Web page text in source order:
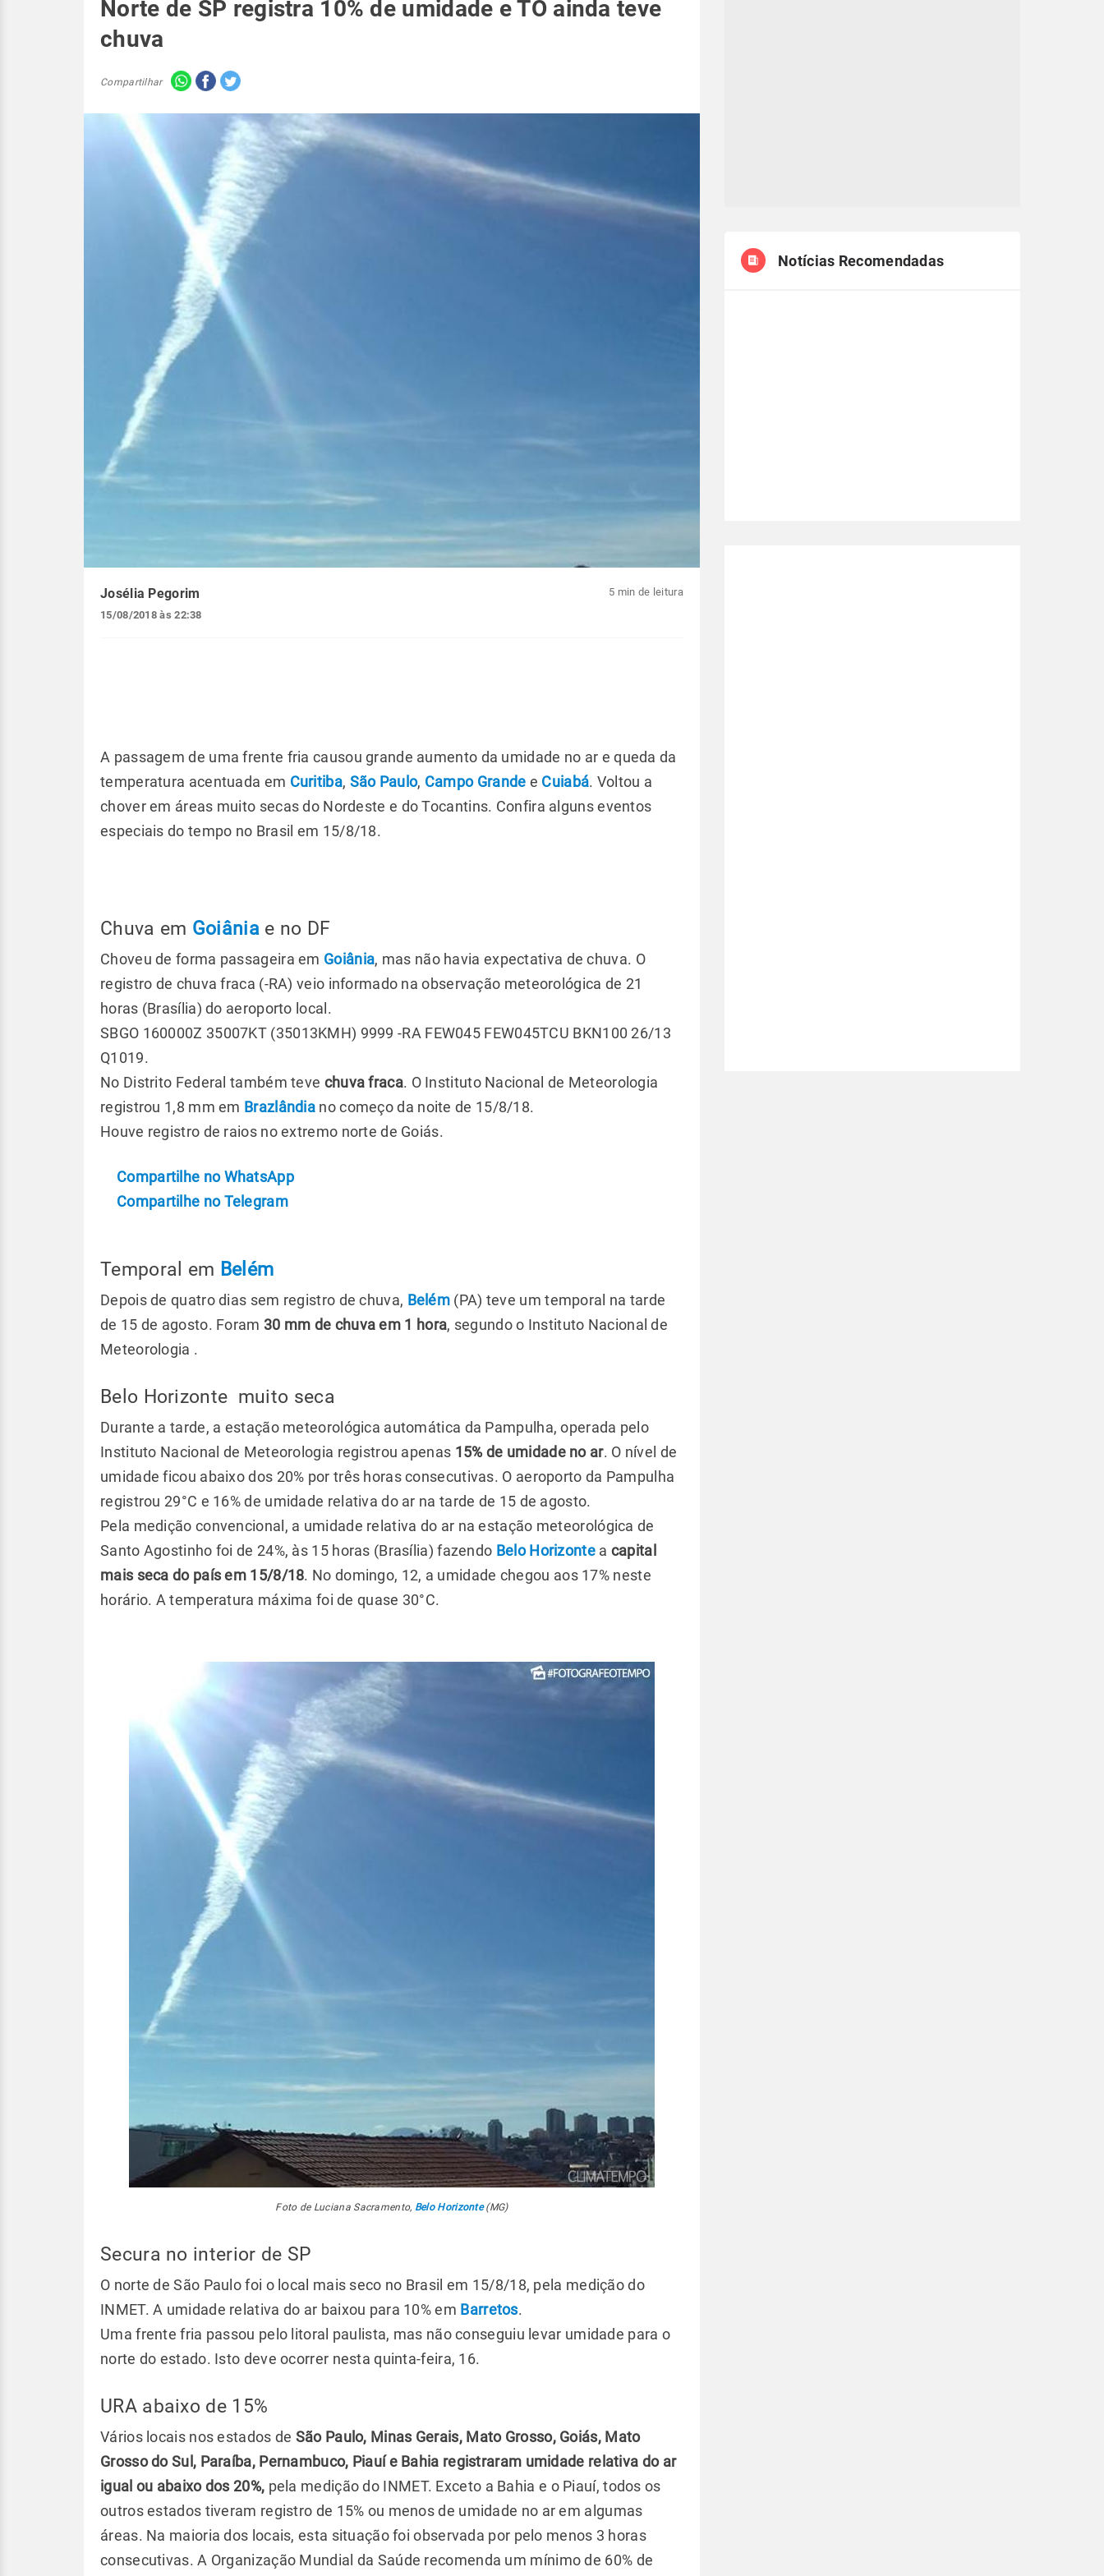
Norte de SP registra 10% de umidade e TO ainda teve
chuva
Compartilhar
Josélia Pegorim
15/08/2018 às 22:38
5 min de leitura
A passagem de uma frente fria causou grande aumento da umidade no ar e queda da
temperatura acentuada em Curitiba, São Paulo, Campo Grande e Cuiabá. Voltou a
chover em áreas muito secas do Nordeste e do Tocantins. Confira alguns eventos
especiais do tempo no Brasil em 15/8/18.
Chuva em Goiânia e no DF
Choveu de forma passageira em Goiânia, mas não havia expectativa de chuva. O
registro de chuva fraca (-RA) veio informado na observação meteorológica de 21
horas (Brasília) do aeroporto local.
SBGO 160000Z 35007KT (35013KMH) 9999 -RA FEW045 FEW045TCU BKN100 26/13
Q1019.
No Distrito Federal também teve chuva fraca. O Instituto Nacional de Meteorologia
registrou 1,8 mm em Brazlândia no começo da noite de 15/8/18.
Houve registro de raios no extremo norte de Goiás.
Compartilhe no WhatsApp
Compartilhe no Telegram
Temporal em Belém
Depois de quatro dias sem registro de chuva, Belém (PA) teve um temporal na tarde
de 15 de agosto. Foram 30 mm de chuva em 1 hora, segundo o Instituto Nacional de
Meteorologia .
Belo Horizonte muito seca
Durante a tarde, a estação meteorológica automática da Pampulha, operada pelo
Instituto Nacional de Meteorologia registrou apenas 15% de umidade no ar. O nível de
umidade ficou abaixo dos 20% por três horas consecutivas. O aeroporto da Pampulha
registrou 29°C e 16% de umidade relativa do ar na tarde de 15 de agosto.
Pela medição convencional, a umidade relativa do ar na estação meteorológica de
Santo Agostinho foi de 24%, às 15 horas (Brasília) fazendo Belo Horizontea capital
mais seca do país em 15/8/18. No domingo, 12, a umidade chegou aos 17% neste
horário. A temperatura máxima foi de quase 30°C.
Foto de Luciana Sacramento, Belo Horizonte(MG)
Secura no interior de SP
O norte de São Paulo foi o local mais seco no Brasil em 15/8/18, pela medição do
INMET. A umidade relativa do ar baixou para 10% em Barretos.
Uma frente fria passou pelo litoral paulista, mas não conseguiu levar umidade para o
norte do estado. Isto deve ocorrer nesta quinta-feira, 16.
URA abaixo de 15%
Vários locais nos estados de São Paulo, Minas Gerais, Mato Grosso, Goiás, Mato
Grosso do Sul, Paraíba, Pernambuco, Piauí e Bahia registraram umidade relativa do ar
igual ou abaixo dos 20%, pela medição do INMET. Exceto a Bahia e o Piauí, todos os
outros estados tiveram registro de 15% ou menos de umidade no ar em algumas
áreas. Na maioria dos locais, esta situação foi observada por pelo menos 3 horas
consecutivas. A Organização Mundial da Saúde recomenda um mínimo de 60% de
Notícias Recomendadas